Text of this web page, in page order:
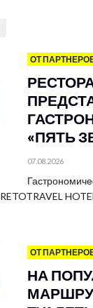
ОТ
«ПЯТЬ
07.08.2026
ОТ
НА